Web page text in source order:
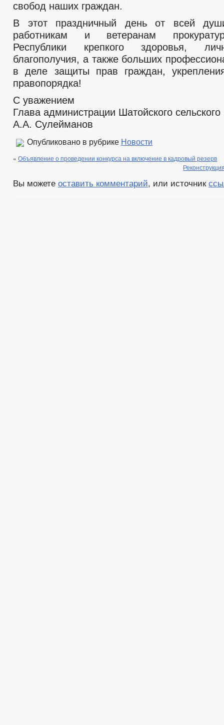
свобод наших граждан.
В этот праздничный день от всей
работникам и ветеранам
Республики крепкого здоровья,
благополучия, а также больших
в деле защиты прав граждан,
правопорядка!
С уважением
Глава администрации Шатойского
А.А. Сулейманов
Опубликовано в рубрике Новости
« Объявление о проведении конкурса на включение в кадровый резерв
Вы можете оставить комментарий, или источник